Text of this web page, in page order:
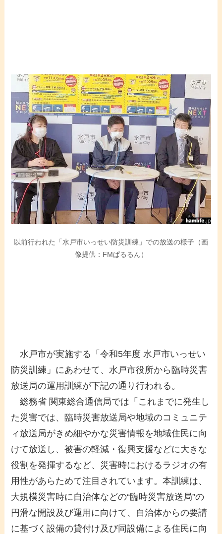
以前行われた「水戸市いっせい防災訓練」での放送の様子（画
像提供：FMぱるるん）
水戸市が実施する「令和5年度 水戸市いっせい
防災訓練」にあわせて、水戸市役所から臨時災害
放送局の運用訓練が下記の通り行われる。
総務省 関東総合通信局では「これまでに発生し
た災害では、臨時災害放送局や地域のコミュニテ
ィ放送局がきめ細やかな災害情報を地域住民に向
けて放送し、被害の軽減・復興支援などに大きな
役割を発揮するなど、災害時におけるラジオの有
用性があらためて注目されています。本訓練は、
大規模災害時に自治体などの“臨時災害放送局”の
円滑な開設及び運用に向けて、自治体からの要請
に基づく設備の貸付け及び同設備による住民に向